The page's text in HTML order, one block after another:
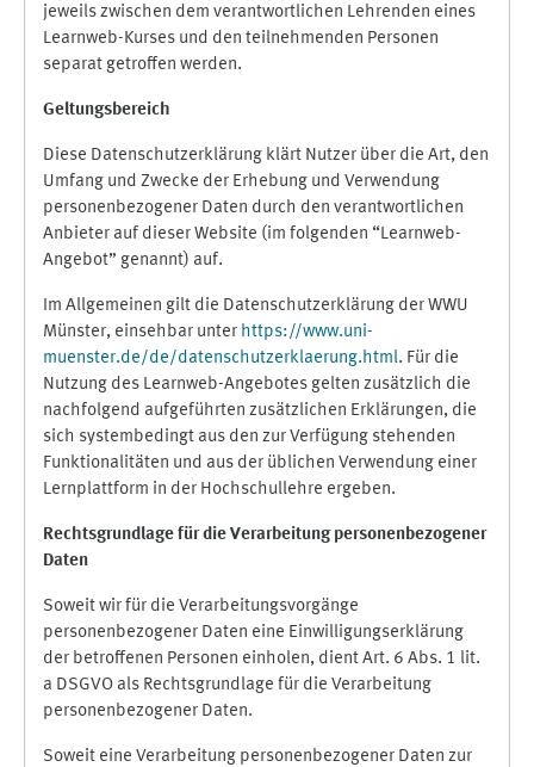
jeweils zwischen dem verantwortlichen Lehrenden eines
Learnweb-Kurses und den teilnehmenden Personen
separat getroffen werden.
Geltungsbereich
Diese Datenschutzerklärung klärt Nutzer über die Art, den
Umfang und Zwecke der Erhebung und Verwendung
personenbezogener Daten durch den verantwortlichen
Anbieter auf dieser Website (im folgenden “Learnweb-
Angebot” genannt) auf.
Im Allgemeinen gilt die Datenschutzerklärung der WWU
Münster, einsehbar unter https://www.uni-
muenster.de/de/datenschutzerklaerung.html. Für die
Nutzung des Learnweb-Angebotes gelten zusätzlich die
nachfolgend aufgeführten zusätzlichen Erklärungen, die
sich systembedingt aus den zur Verfügung stehenden
Funktionalitäten und aus der üblichen Verwendung einer
Lernplattform in der Hochschullehre ergeben.
Rechtsgrundlage für die Verarbeitung personenbezogener
Daten
Soweit wir für die Verarbeitungsvorgänge
personenbezogener Daten eine Einwilligungserklärung
der betroffenen Personen einholen, dient Art. 6 Abs. 1 lit.
a DSGVO als Rechtsgrundlage für die Verarbeitung
personenbezogener Daten.
Soweit eine Verarbeitung personenbezogener Daten zur